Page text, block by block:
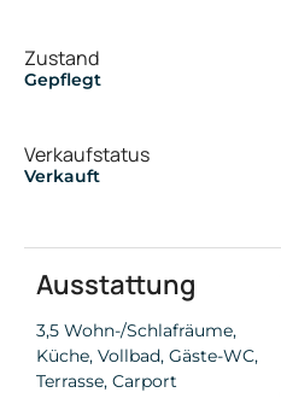
Zustand
Gepflegt
Verkaufstatus
Verkauft
Ausstattung
3,5 Wohn-/Schlafräume,
Küche, Vollbad, Gäste-WC,
Terrasse, Carport